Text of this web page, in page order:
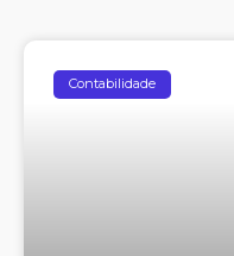
Contabilidade